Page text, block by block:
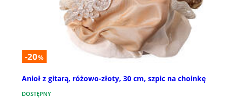
-20%
Anioł z gitarą, różowo-złoty, 30 cm, szpic na choinkę
DOSTĘPNY